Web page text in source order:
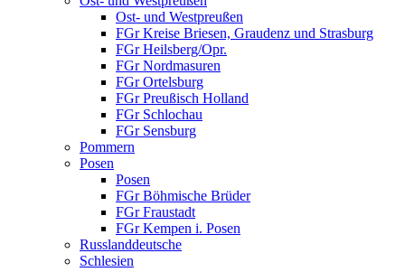
Ost- und Westpreußen
FGr Kreise Briesen, Graudenz und Strasburg
FGr Heilsberg/Opr.
FGr Nordmasuren
FGr Ortelsburg
FGr Preußisch Holland
FGr Schlochau
FGr Sensburg
Pommern
Posen
Posen
FGr Böhmische Brüder
FGr Fraustadt
FGr Kempen i. Posen
Russlanddeutsche
Schlesien